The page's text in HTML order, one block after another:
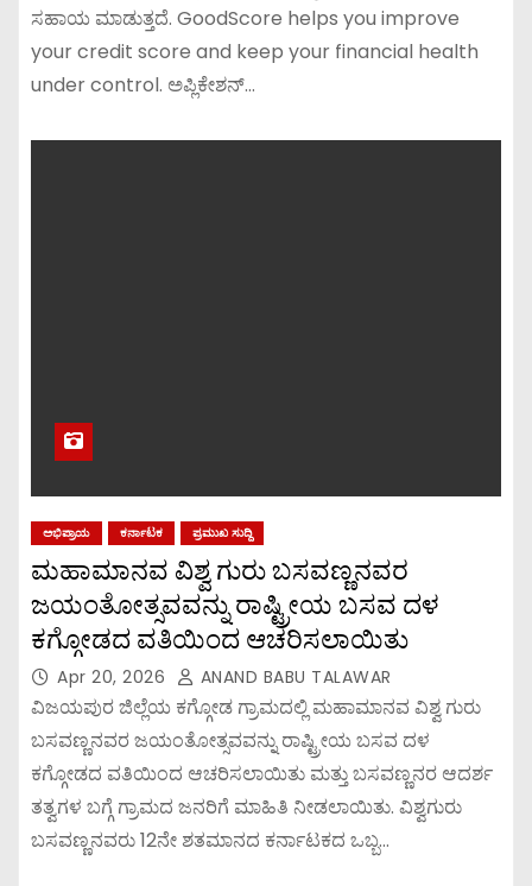
ಸಹಾಯ ಮಾಡುತ್ತದೆ. GoodScore helps you improve
your credit score and keep your financial health
under control. ಅಪ್ಲಿಕೇಶನ್…
ಅಭಿಪ್ರಾಯ ಕರ್ನಾಟಕ ಪ್ರಮುಖ ಸುದ್ದಿ
ಮಹಾಮಾನವ ವಿಶ್ವ ಗುರು ಬಸವಣ್ಣನವರ
ಜಯಂತೋತ್ಸವವನ್ನು ರಾಷ್ಟ್ರೀಯ ಬಸವ ದಳ
ಕಗ್ಗೋಡದ ವತಿಯಿಂದ ಆಚರಿಸಲಾಯಿತು
Apr 20, 2026 ANAND BABU TALAWAR
ವಿಜಯಪುರ ಜಿಲ್ಲೆಯ ಕಗ್ಗೋಡ ಗ್ರಾಮದಲ್ಲಿ ಮಹಾಮಾನವ ವಿಶ್ವ ಗುರು
ಬಸವಣ್ಣನವರ ಜಯಂತೋತ್ಸವವನ್ನು ರಾಷ್ಟ್ರೀಯ ಬಸವ ದಳ
ಕಗ್ಗೋಡದ ವತಿಯಿಂದ ಆಚರಿಸಲಾಯಿತು ಮತ್ತು ಬಸವಣ್ಣನರ ಆದರ್ಶ
ತತ್ವಗಳ ಬಗ್ಗೆ ಗ್ರಾಮದ ಜನರಿಗೆ ಮಾಹಿತಿ ನೀಡಲಾಯಿತು. ವಿಶ್ವಗುರು
ಬಸವಣ್ಣನವರು 12ನೇ ಶತಮಾನದ ಕರ್ನಾಟಕದ ಒಬ್ಬ…